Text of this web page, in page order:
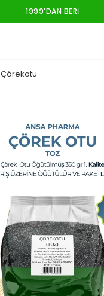
1999'DAN BERI
Çörekotu